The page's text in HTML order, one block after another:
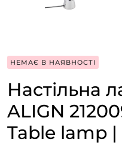
НЕМАЄ В НАЯВНОСТІ
Настільна
ALIGN
Table lamp